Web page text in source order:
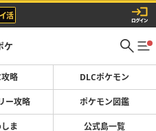
ケ
略 DLCポケモン
ー攻略 ポケモン図鑑
ま 公式島一覧